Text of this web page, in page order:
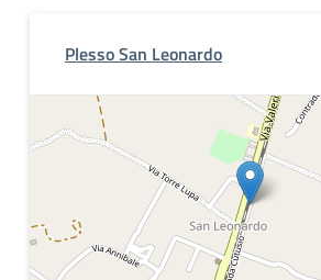
Plesso San Leonardo